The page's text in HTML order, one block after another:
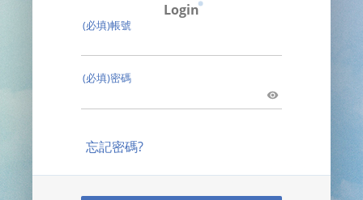
Login
(必填)帳號
(必填)密碼
忘記密碼?